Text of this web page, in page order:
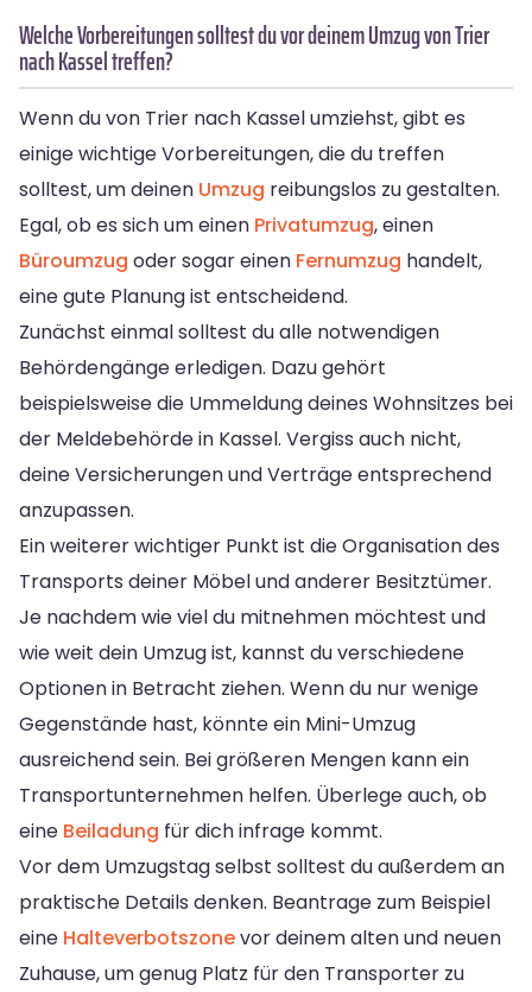
Welche Vorbereitungen solltest du vor deinem Umzug von Trier
nach Kassel treffen?
Wenn du von Trier nach Kassel umziehst, gibt es
einige wichtige Vorbereitungen, die du treffen
solltest, um deinen Umzug reibungslos zu gestalten.
Egal, ob es sich um einen Privatumzug, einen
Büroumzug oder sogar einen Fernumzug handelt,
eine gute Planung ist entscheidend.
Zunächst einmal solltest du alle notwendigen
Behördengänge erledigen. Dazu gehört
beispielsweise die Ummeldung deines Wohnsitzes bei
der Meldebehörde in Kassel. Vergiss auch nicht,
deine Versicherungen und Verträge entsprechend
anzupassen.
Ein weiterer wichtiger Punkt ist die Organisation des
Transports deiner Möbel und anderer Besitztümer.
Je nachdem wie viel du mitnehmen möchtest und
wie weit dein Umzug ist, kannst du verschiedene
Optionen in Betracht ziehen. Wenn du nur wenige
Gegenstände hast, könnte ein Mini-Umzug
ausreichend sein. Bei größeren Mengen kann ein
Transportunternehmen helfen. Überlege auch, ob
eine Beiladung für dich infrage kommt.
Vor dem Umzugstag selbst solltest du außerdem an
praktische Details denken. Beantrage zum Beispiel
eine Halteverbotszonevor deinem alten und neuen
Zuhause, um genug Platz für den Transporter zu